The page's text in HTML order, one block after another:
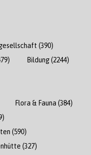
(390)
Bildung(2244)
Flora & Fauna (384)
(590)
(327)